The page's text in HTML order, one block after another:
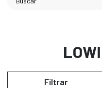
Filtrar